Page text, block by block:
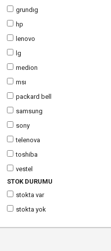
grundig
hp
lenovo
lg
medi̇on
msi
packard bell
samsung
sony
telenova
toshi̇ba
vestel
STOK DURUMU
stokta var
stokta yok